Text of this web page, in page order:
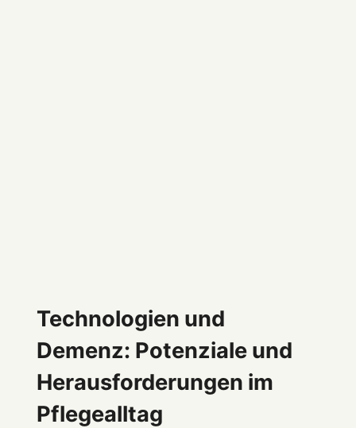
Technologien und
Demenz: Potenziale und
Herausforderungen im
Pflegealltag